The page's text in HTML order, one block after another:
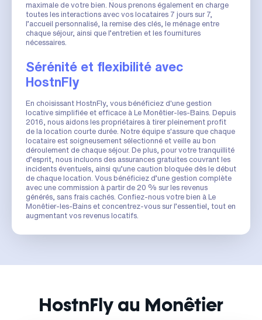
maximale de votre bien. Nous prenons également en charge
toutes les interactions avec vos locataires 7 jours sur 7,
l’accueil personnalisé, la remise des clés, le ménage entre
chaque séjour, ainsi que l’entretien et les fournitures
nécessaires.
Sérénité et flexibilité avec
HostnFly
En choisissant HostnFly, vous bénéficiez d'une gestion
locative simplifiée et efficace à Le Monêtier-les-Bains. Depuis
2016, nous aidons les propriétaires à tirer pleinement profit
de la location courte durée. Notre équipe s'assure que chaque
locataire est soigneusement sélectionné et veille au bon
déroulement de chaque séjour. De plus, pour votre tranquillité
d’esprit, nous incluons des assurances gratuites couvrant les
incidents éventuels, ainsi qu’une caution bloquée dès le début
de chaque location. Vous bénéficiez d’une gestion complète
avec une commission à partir de 20 % sur les revenus
générés, sans frais cachés. Confiez-nous votre bien à Le
Monêtier-les-Bains et concentrez-vous sur l’essentiel, tout en
augmentant vos revenus locatifs.
HostnFly au Monêtier